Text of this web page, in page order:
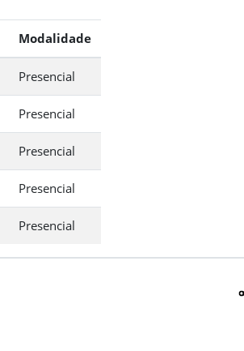
Modalidade
Presencial
Presencial
Presencial
Presencial
Presencial